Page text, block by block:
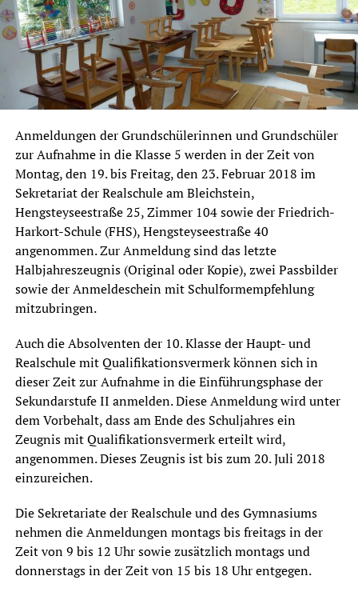
Anmeldungen der Grundschülerinnen und Grundschüler
zur Aufnahme in die Klasse 5 werden in der Zeit von
Montag, den 19. bis Freitag, den 23. Februar 2018 im
Sekretariat der Realschule am Bleichstein,
Hengsteyseestraße 25, Zimmer 104 sowie der Friedrich-
Harkort-Schule (FHS), Hengsteyseestraße 40
angenommen. Zur Anmeldung sind das letzte
Halbjahreszeugnis (Original oder Kopie), zwei Passbilder
sowie der Anmeldeschein mit Schulformempfehlung
mitzubringen.
Auch die Absolventen der 10. Klasse der Haupt- und
Realschule mit Qualifikationsvermerk können sich in
dieser Zeit zur Aufnahme in die Einführungsphase der
Sekundarstufe II anmelden. Diese Anmeldung wird unter
dem Vorbehalt, dass am Ende des Schuljahres ein
Zeugnis mit Qualifikationsvermerk erteilt wird,
angenommen. Dieses Zeugnis ist bis zum 20. Juli 2018
einzureichen.
Die Sekretariate der Realschule und des Gymnasiums
nehmen die Anmeldungen montags bis freitags in der
Zeit von 9 bis 12 Uhr sowie zusätzlich montags und
donnerstags in der Zeit von 15 bis 18 Uhr entgegen.